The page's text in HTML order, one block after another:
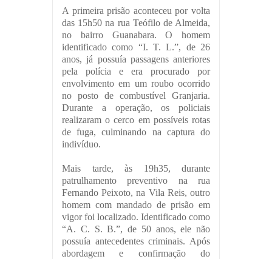
A primeira prisão aconteceu por volta
das 15h50 na rua Teófilo de Almeida,
no bairro Guanabara. O homem
identificado como “I. T. L.”, de 26
anos, já possuía passagens anteriores
pela polícia e era procurado por
envolvimento em um roubo ocorrido
no posto de combustível Granjaria.
Durante a operação, os policiais
realizaram o cerco em possíveis rotas
de fuga, culminando na captura do
indivíduo.
Mais tarde, às 19h35, durante
patrulhamento preventivo na rua
Fernando Peixoto, na Vila Reis, outro
homem com mandado de prisão em
vigor foi localizado. Identificado como
“A. C. S. B.”, de 50 anos, ele não
possuía antecedentes criminais. Após
abordagem e confirmação do